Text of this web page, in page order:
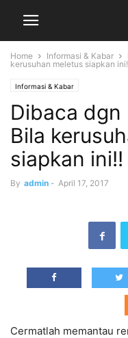
Home Informasi & Kabar
kerusuhan meletus siapkan
Informasi & Kabar
Dibaca
Bila
siapkan ini!!
By admin - April 17, 2017
Cermatlah memantau